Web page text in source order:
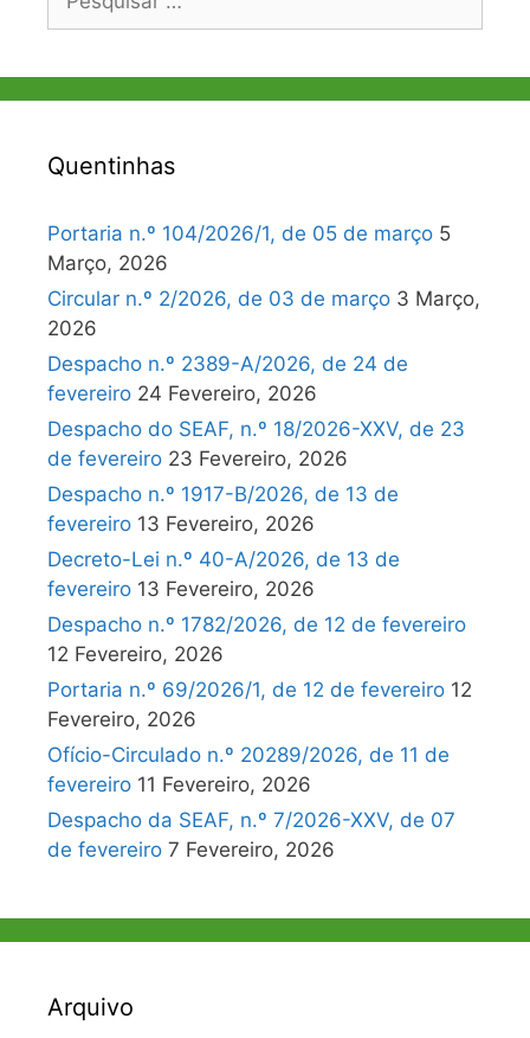
Quentinhas
Portaria n.º 104/2026/1, de 05 de março 5
Março, 2026
Circular n.º 2/2026, de 03 de março 3 Março,
2026
Despacho n.º 2389-A/2026, de 24 de
fevereiro 24 Fevereiro, 2026
Despacho do SEAF, n.º 18/2026-XXV, de 23
de fevereiro 23 Fevereiro, 2026
Despacho n.º 1917-B/2026, de 13 de
fevereiro 13 Fevereiro, 2026
Decreto-Lei n.º 40-A/2026, de 13 de
fevereiro 13 Fevereiro, 2026
Despacho n.º 1782/2026, de 12 de fevereiro
12 Fevereiro, 2026
Portaria n.º 69/2026/1, de 12 de fevereiro 12
Fevereiro, 2026
Ofício-Circulado n.º 20289/2026, de 11 de
fevereiro 11 Fevereiro, 2026
Despacho da SEAF, n.º 7/2026-XXV, de 07
de fevereiro 7 Fevereiro, 2026
Arquivo